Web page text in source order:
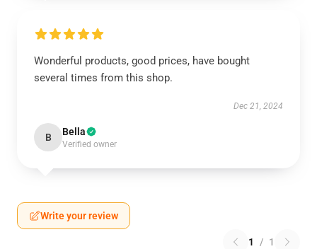
Wonderful products, good prices, have bought
several times from this shop.
Dec 21, 2024
B Bella
Verified owner
Write your review
1 / 1